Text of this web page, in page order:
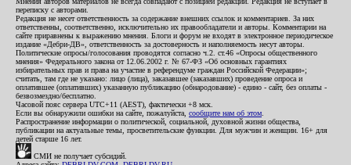
переписку с авторами.
Редакция не несет ответственность за содержание внешних ссылок и комментариев. За них
ответственны, соответственно, исключительно их правообладатели и авторы. Комментарии на
сайте приравнены к выражению мнения. Блоги и форум не входят в электронное периодическое
издание «Дебри-ДВ», ответственность за достоверность и наполняемость несут авторы.
Политические опросы/голосования проводятся согласно ч.2. ст.46 «Опросы общественного
мнения» Федерального закона от 12.06.2002 г. № 67-ФЗ «Об основных гарантиях
избирательных прав и права на участие в референдуме граждан Российской Федерации»;
считать, там где не указано: лицо (лица), заказавшее (заказавших) проведение опроса и
оплатившее (оплативших) указанную публикацию (обнародование) - едино - сайт, без оплаты -
безвозмездно/бесплатно.
Часовой пояс сервера UTC+11 (AEST), фактически +8 мск.
Если вы обнаружили ошибки на сайте, пожалуйста, сообщите нам об этом
Распространение информации о политической, социальной, духовной жизни общества,
публикации на актуальные темы, просветительские функции. Для мужчин и женщин. 16+ для
детей старше 16 лет.
СМИ не получает субсидий.